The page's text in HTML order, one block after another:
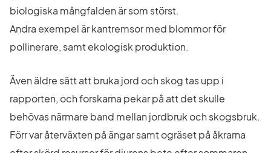
biologiska mångfalden är som störst.
Andra exempel är kantremsor med blommor för
pollinerare, samt ekologisk produktion.
Även äldre sätt att bruka jord och skog tas upp i
rapporten, och forskarna pekar på att det skulle
behövas närmare band mellan jordbruk och skogsbruk.
Förr var återväxten på ängar samt ogräset på åkrarna